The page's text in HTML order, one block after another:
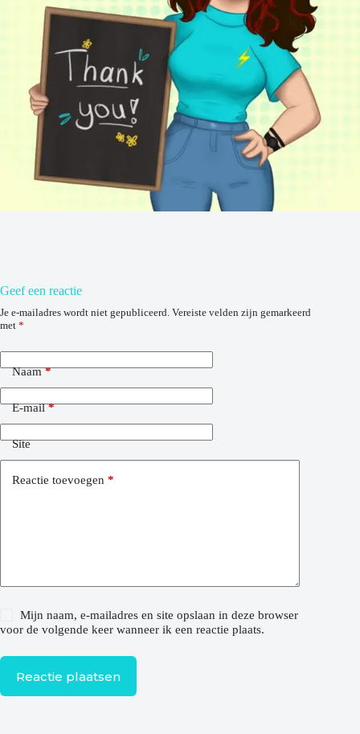
Geef een reactie
Je e-mailadres wordt niet gepubliceerd. Vereiste velden zijn gemarkeerd
met *
Naam*
E-mail*
Site
Reactie toevoegen *
Mijn naam, e-mailadres en site opslaan in deze browser
voor de volgende keer wanneer ik een reactie plaats.
Reactie plaatsen